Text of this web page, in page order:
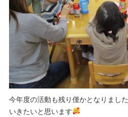
今年度の活動も残り僅かとなりました
いきたいと思います